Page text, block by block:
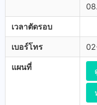
เวลาตัดรอบ
เบอร์โทร
แผนที่